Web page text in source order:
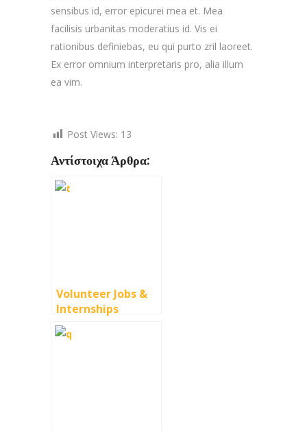
sensibus id, error epicurei mea et. Mea
facilisis urbanitas moderatius id. Vis ei
rationibus definiebas, eu qui purto zril laoreet.
Ex error omnium interpretaris pro, alia illum
ea vim.
Post Views: 13
Αντίστοιχα Άρθρα:
Volunteer Jobs &
Internships